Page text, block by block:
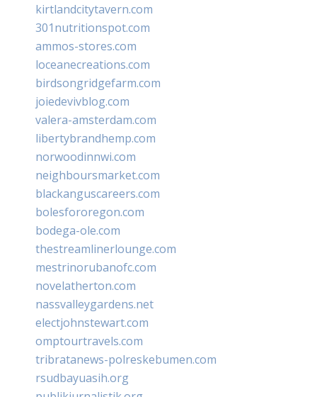
kirtlandcitytavern.com
301nutritionspot.com
ammos-stores.com
loceanecreations.com
birdsongridgefarm.com
joiedevivblog.com
valera-amsterdam.com
libertybrandhemp.com
norwoodinnwi.com
neighboursmarket.com
blackanguscareers.com
bolesfororegon.com
bodega-ole.com
thestreamlinerlounge.com
mestrinorubanofc.com
novelatherton.com
nassvalleygardens.net
electjohnstewart.com
omptourtravels.com
tribratanews-polreskebumen.com
rsudbayuasih.org